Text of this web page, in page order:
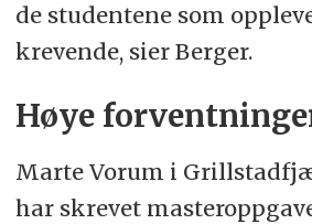
de studentene som
krevende, sier Berger.
Høye
Marte Vorum i
har skrevet